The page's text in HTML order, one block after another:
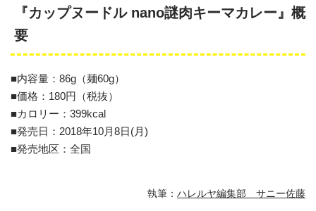
『カップヌードル nano謎肉キーマカレー』概
要
■内容量：86g（麺60g）
■価格：180円（税抜）
■カロリー：399kcal
■発売日：2018年10月8日(月)
■発売地区：全国
執筆： ハレルヤ編集部 サニー佐藤